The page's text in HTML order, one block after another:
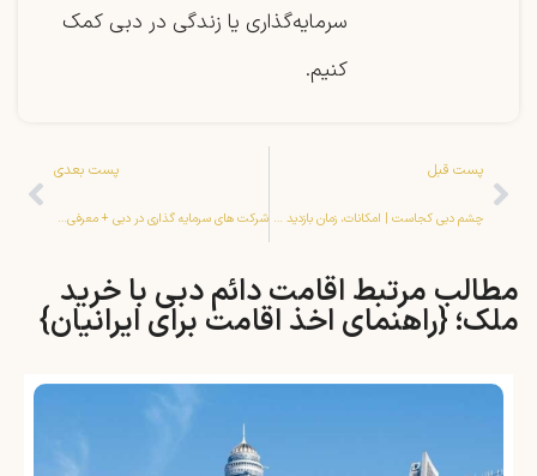
سرمایه‌گذاری یا زندگی در دبی کمک
کنیم.
پست قبل
چشم دبی کجاست | امکانات، زمان بازدید و حقایق جالب آن
پست بعدی
شرکت های سرمایه گذاری در دبی + معرفی 12 مورد از بهترین ها
مطالب مرتبط اقامت دائم دبی با خرید
ملک؛ {راهنمای اخذ اقامت برای ایرانیان}